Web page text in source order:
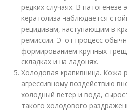
редких случаях. В патогенезе
кератолиза наблюдается
рецидивам, наступающим в
ремиссии. Этот процесс
формированием крупных
складках и на ладонях.
Холодовая крапивница. Кожа
агрессивному воздействию
холодный ветер и вода,
такого холодового